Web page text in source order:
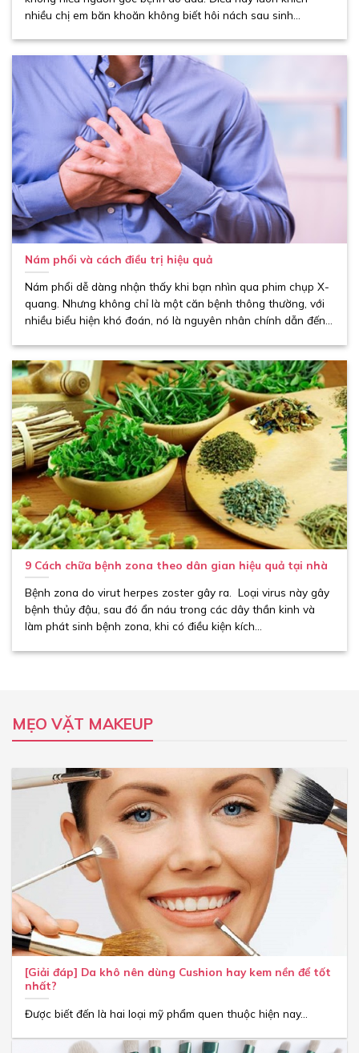
nhiều chị em băn khoăn không biết hôi nách sau sinh...
Nám phổi và cách điều trị hiệu quả
Nám phổi dễ dàng nhận thấy khi bạn nhìn qua phim chụp X-
quang. Nhưng không chỉ là một căn bệnh thông thường, với
nhiều biểu hiện khó đoán, nó là nguyên nhân chính dẫn đến...
9 Cách chữa bệnh zona theo dân gian hiệu quả tại nhà
Bệnh zona do virut herpes zoster gây ra. Loại virus này gây
bệnh thủy đậu, sau đó ẩn náu trong các dây thần kinh và
làm phát sinh bệnh zona, khi có điều kiện kích...
MẸO VẶT MAKEUP
[Giải đáp] Da khô nên dùng Cushion hay kem nền để tốt
nhất?
Được biết đến là hai loại mỹ phẩm quen thuộc hiện nay...